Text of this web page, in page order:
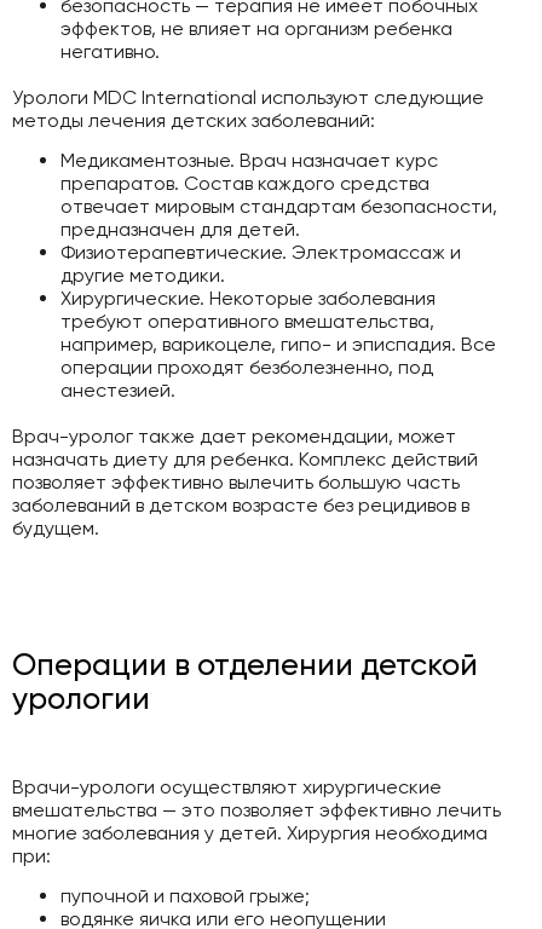
безопасность — терапия не имеет побочных
эффектов, не влияет на организм ребенка
негативно.
Урологи MDC International используют следующие
методы лечения детских заболеваний:
Медикаментозные. Врач назначает курс
препаратов. Состав каждого средства
отвечает мировым стандартам безопасности,
предназначен для детей.
Физиотерапевтические. Электромассаж и
другие методики.
Хирургические. Некоторые заболевания
требуют оперативного вмешательства,
например, варикоцеле, гипо- и эписпадия. Все
операции проходят безболезненно, под
анестезией.
Врач-уролог также дает рекомендации, может
назначать диету для ребенка. Комплекс действий
позволяет эффективно вылечить большую часть
заболеваний в детском возрасте без рецидивов в
будущем.
Операции в отделении детской
урологии
Врачи-урологи осуществляют хирургические
вмешательства — это позволяет эффективно лечить
многие заболевания у детей. Хирургия необходима
при:
пупочной и паховой грыже;
водянке яичка или его неопущении